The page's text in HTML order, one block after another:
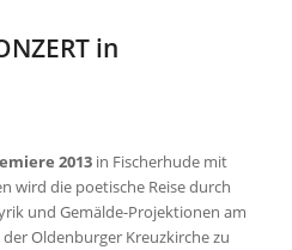
in
2013 in Fischerhude mit
wird die poetische Reise durch
und Gemälde-Projektionen am
Oldenburger Kreuzkirche zu